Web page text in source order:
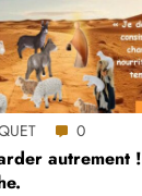
0
autrement !